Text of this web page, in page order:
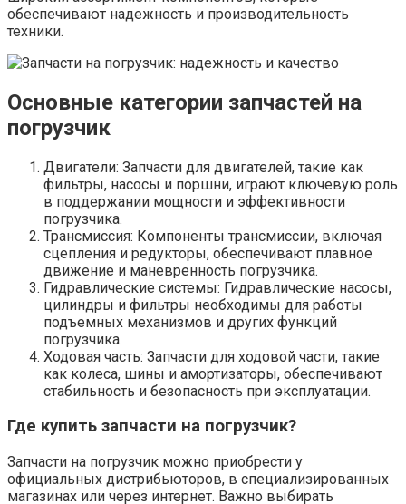
обеспечивают надежность и производительность
техники.
Основные категории запчастей на
погрузчик
Двигатели: Запчасти для двигателей, такие как
фильтры, насосы и поршни, играют ключевую роль
в поддержании мощности и эффективности
погрузчика.
Трансмиссия: Компоненты трансмиссии, включая
сцепления и редукторы, обеспечивают плавное
движение и маневренность погрузчика.
Гидравлические системы: Гидравлические насосы,
цилиндры и фильтры необходимы для работы
подъемных механизмов и других функций
погрузчика.
Ходовая часть: Запчасти для ходовой части, такие
как колеса, шины и амортизаторы, обеспечивают
стабильность и безопасность при эксплуатации.
Где купить запчасти на погрузчик?
Запчасти на погрузчик можно приобрести у
официальных дистрибьюторов, в специализированных
магазинах или через интернет. Важно выбирать